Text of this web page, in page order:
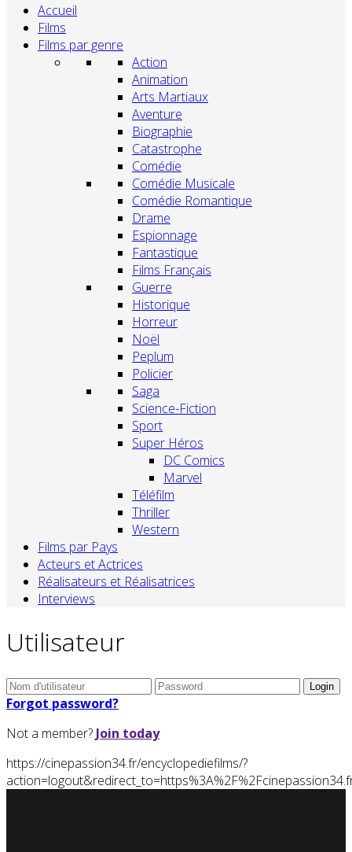
Accueil
Films
Films par genre
Action
Animation
Arts Martiaux
Aventure
Biographie
Catastrophe
Comédie
Comédie Musicale
Comédie Romantique
Drame
Espionnage
Fantastique
Films Français
Guerre
Historique
Horreur
Noël
Peplum
Policier
Saga
Science-Fiction
Sport
Super Héros
DC Comics
Marvel
Téléfilm
Thriller
Western
Films par Pays
Acteurs et Actrices
Réalisateurs et Réalisatrices
Interviews
Utilisateur
Forgot password?
Not a member? Join today
https://cinepassion34.fr/encyclopediefilms/?